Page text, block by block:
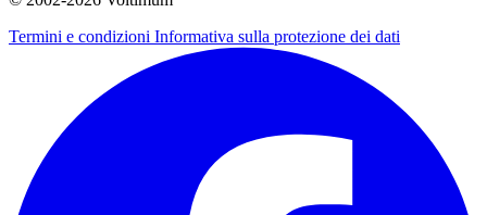
Termini e condizioni Informativa sulla protezione dei dati